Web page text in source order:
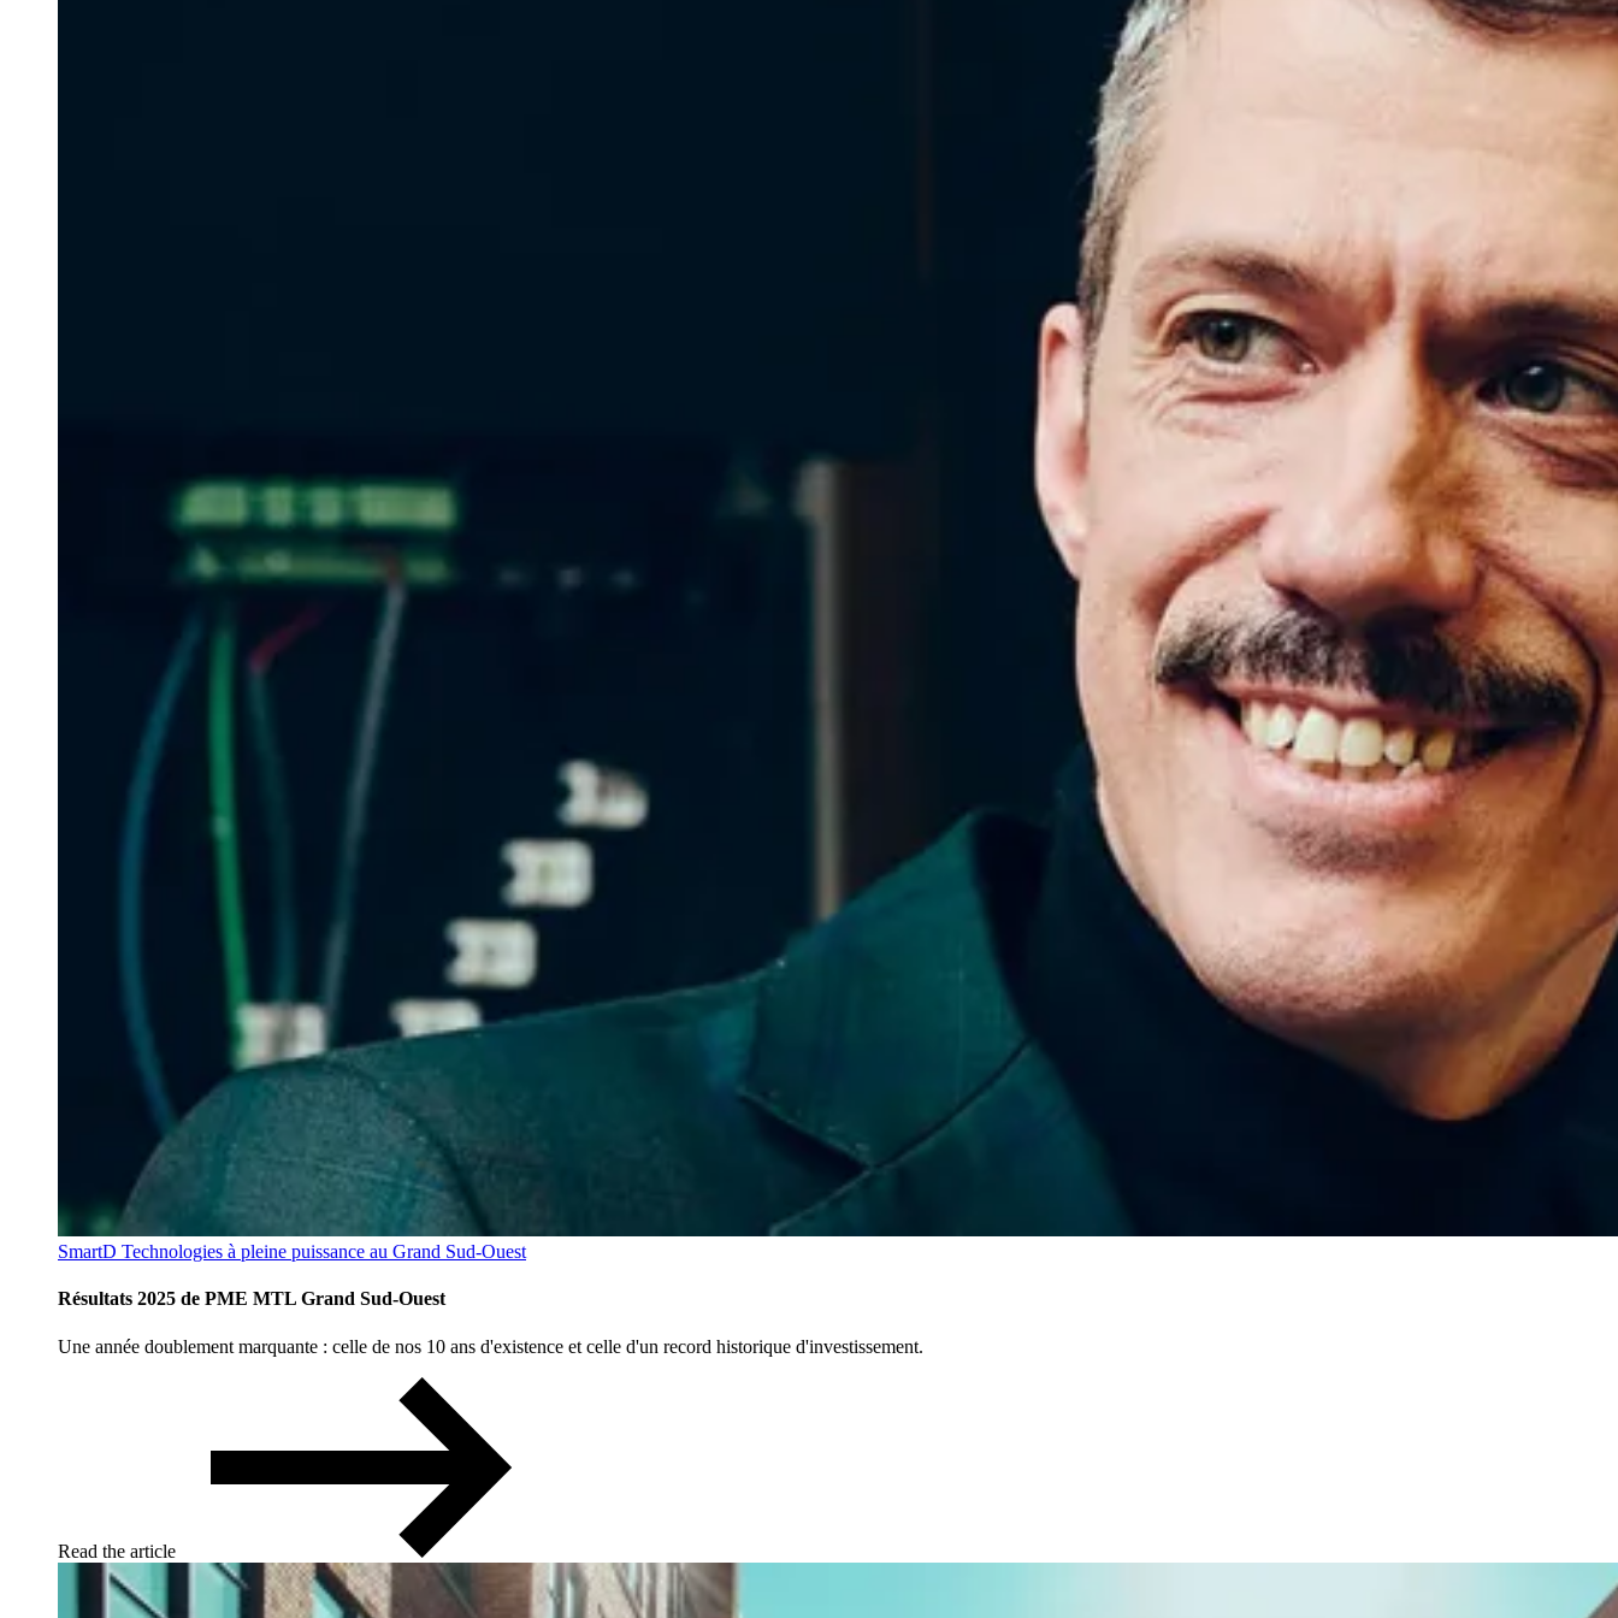
SmartD Technologies à pleine puissance au Grand Sud-Ouest
Résultats 2025 de PME MTL Grand Sud-Ouest
Une année doublement marquante : celle de nos 10 ans d'existence et celle d'un record historique d'investissement.
Read the article